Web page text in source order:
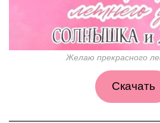
Желаю прекрасного
Скачать